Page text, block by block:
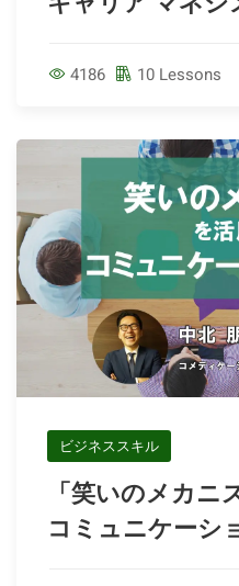
4186 10 Lessons
ビジネススキル
「笑いのメカニ
コミュニケーシ